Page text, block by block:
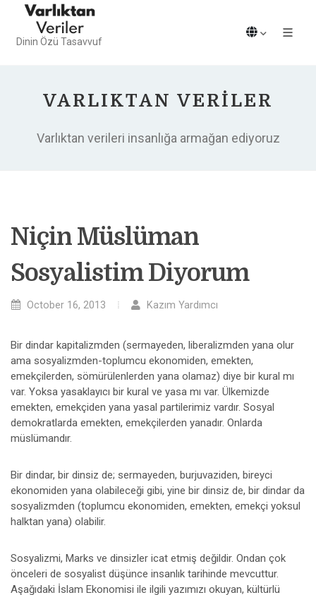
Dinin Özü Tasavvuf
VARLIKTAN VERILER
Varlıktan verileri insanlığa armağan ediyoruz
Niçin Müslüman
Sosyalistim Diyorum
October 16, 2013 Kazım Yardımcı
Bir dindar kapitalizmden (sermayeden, liberalizmden yana olur
ama sosyalizmden-toplumcu ekonomiden, emekten,
emekçilerden, sömürülenlerden yana olamaz) diye bir kural mı
var. Yoksa yasaklayıcı bir kural ve yasa mı var. Ülkemizde
emekten, emekçiden yana yasal partilerimiz vardır. Sosyal
demokratlarda emekten, emekçilerden yanadır. Onlarda
müslümandır.
Bir dindar, bir dinsiz de; sermayeden, burjuvaziden, bireyci
ekonomiden yana olabileceği gibi, yine bir dinsiz de, bir dindar da
sosyalizmden (toplumcu ekonomiden, emekten, emekçi yoksul
halktan yana) olabilir.
Sosyalizmi, Marks ve dinsizler icat etmiş değildir. Ondan çok
önceleri de sosyalist düşünce insanlık tarihinde mevcuttur.
Aşağıdaki İslam Ekonomisi ile ilgili yazımızı okuyan, kültürlü